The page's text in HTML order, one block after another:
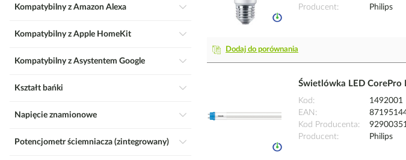
Producent
Philips
Dodaj do porównania
Świetlówka LED
Kod
1492001
EAN
Kod Producenta
Producent
Philips
Kompatybilny z Amazon Alexa
Kompatybilny z Apple HomeKit
Kompatybilny z Asystentem Google
Kształt bańki
Napięcie znamionowe
Potencjometr ściemniacza (zintegrowany)